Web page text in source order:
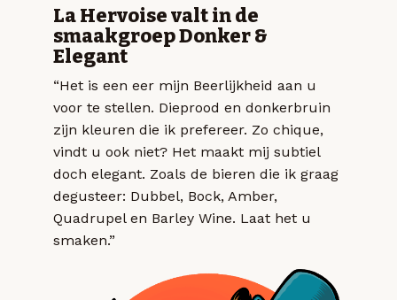
La Hervoise valt in de
smaakgroep Donker &
Elegant
“Het is een eer mijn Beerlijkheid aan u
voor te stellen. Dieprood en donkerbruin
zijn kleuren die ik prefereer. Zo chique,
vindt u ook niet? Het maakt mij subtiel
doch elegant. Zoals de bieren die ik graag
degusteer: Dubbel, Bock, Amber,
Quadrupel en Barley Wine. Laat het u
smaken.”